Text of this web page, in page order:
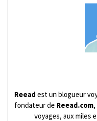
Reead est un blogueur
fondateur de Reead.com,
voyages, aux miles